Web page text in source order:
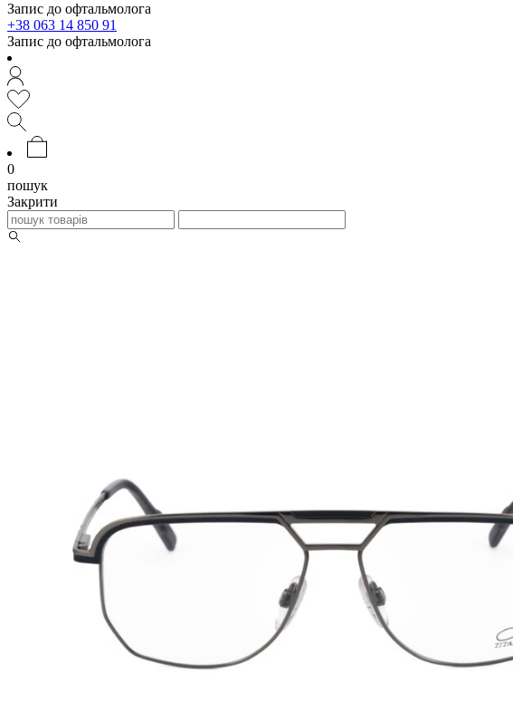
Запис до офтальмолога
+38 063 14 850 91
Запис до офтальмолога
0
пошук
Закрити